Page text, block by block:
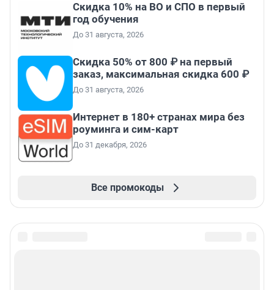
Скидка 10% на ВО и СПО в первый
год обучения
До 31 августа, 2026
Скидка 50% от 800 ₽ на первый
заказ, максимальная скидка 600 ₽
До 31 августа, 2026
Интернет в 180+ странах мира без
роуминга и сим-карт
До 31 декабря, 2026
Все промокоды